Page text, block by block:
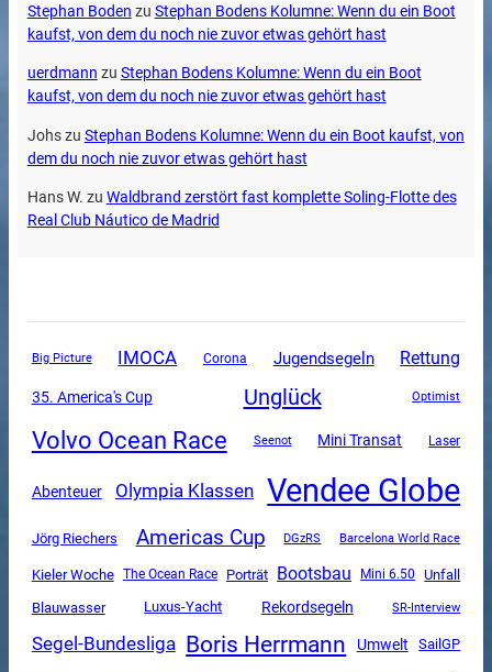
Stephan Boden zu Stephan Bodens Kolumne: Wenn du ein Boot
kaufst, von dem du noch nie zuvor etwas gehört hast
uerdmann zu Stephan Bodens Kolumne: Wenn du ein Boot
kaufst, von dem du noch nie zuvor etwas gehört hast
Johszu Stephan Bodens Kolumne: Wenn du ein Boot kaufst, von
dem du noch nie zuvor etwas gehört hast
Hans W. zu Waldbrand zerstört fast komplette Soling-Flotte des
Real Club Náutico de Madrid
Big Picture IMOCA Corona Jugendsegeln Rettung
35. America's Cup Unglück Optimist
Volvo Ocean Race Seenot Mini Transat Laser
Abenteuer Olympia Klassen Vendee Globe
Jörg Riechers Americas Cup DGzRS Barcelona World Race
Kieler Woche The Ocean Race Porträt Bootsbau Mini 6.50
Unfall
Blauwasser
Luxus-Yacht Rekordsegeln SR-Interview
Segel-Bundesliga Boris Herrmann Umwelt SailGP